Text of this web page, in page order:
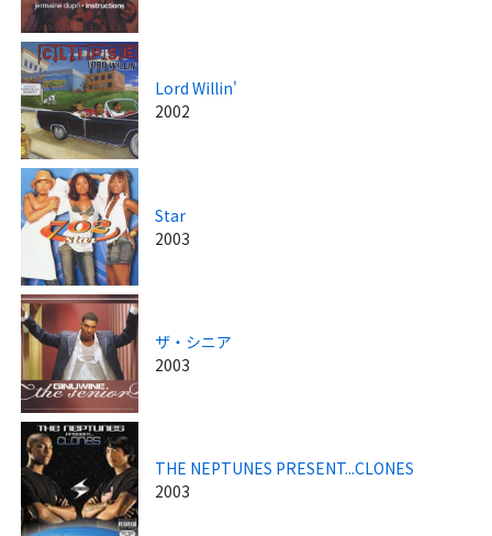
Lord Willin'
2002
Star
2003
ザ・シニア
2003
THE NEPTUNES PRESENT...CLONES
2003